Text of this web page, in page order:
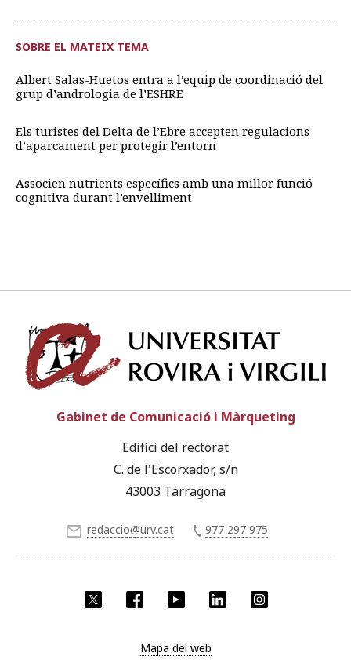
SOBRE EL MATEIX TEMA
Albert Salas-Huetos entra a l’equip de coordinació del
grup d’andrologia de l’ESHRE
Els turistes del Delta de l’Ebre accepten regulacions
d’aparcament per protegir l’entorn
Associen nutrients específics amb una millor funció
cognitiva durant l’envelliment
Facebook YouTube LinkedIn
Gabinet de Comunicació i Màrqueting
Edifici del rectorat
C. de l'Escorxador, s/n
43003 Tarragona
redaccio@urv.cat 977 297 975
Mapa del web